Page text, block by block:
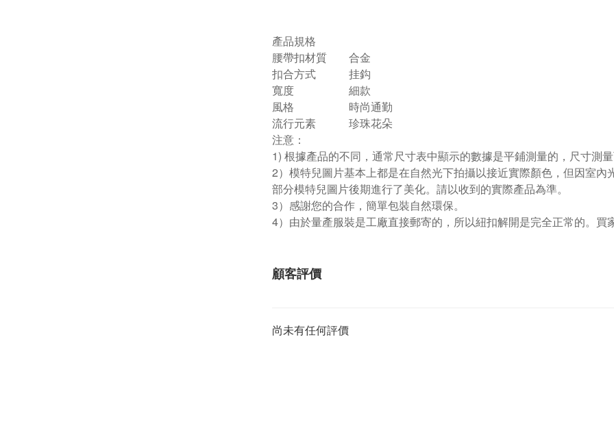
產品規格
腰帶扣材質
合金
扣合方式
挂鈎
寬度
細款
風格
時尚通勤
流行元素
珍珠花朵
注意：
1) 根據產品的不同，通常尺寸表中顯示的數據是平鋪測量的，尺寸測
2）模特兒圖片基本上都是在自然光下拍攝以接近實際顏色，但因室
部分模特兒圖片後期進行了美化。請以收到的實際產品為準。
3）感謝您的合作，簡單包裝自然環保。
4）由於量產服裝是工廠直接郵寄的，所以紐扣解開是完全正常的。買
顧客評價
尚未有任何評價